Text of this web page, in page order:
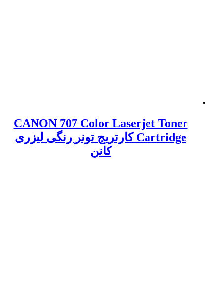
CANON 707 Color Laserjet Toner
Cartridge کارتریج تونر رنگی لیزری